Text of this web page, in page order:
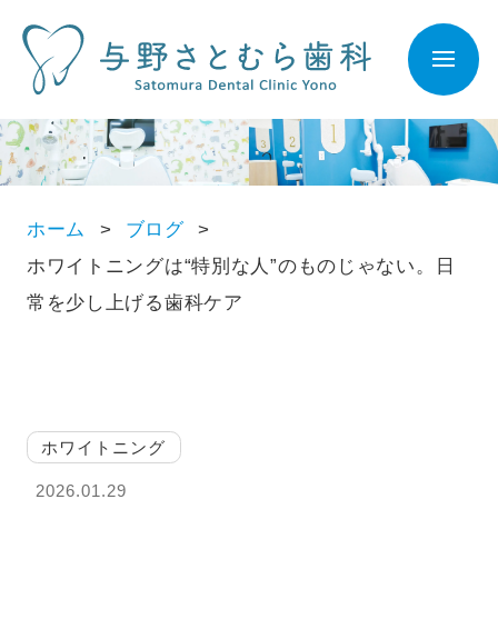
ホーム
ブログ
ホワイトニングは“特別な人”のものじゃない。日
常を少し上げる歯科ケア
ホワイトニング
2026.01.29